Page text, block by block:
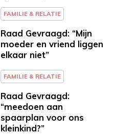
FAMILIE & RELATIE
Raad Gevraagd: “Mijn
moeder en vriend liggen
elkaar niet”
FAMILIE & RELATIE
Raad Gevraagd:
“meedoen aan
spaarplan voor ons
kleinkind?”